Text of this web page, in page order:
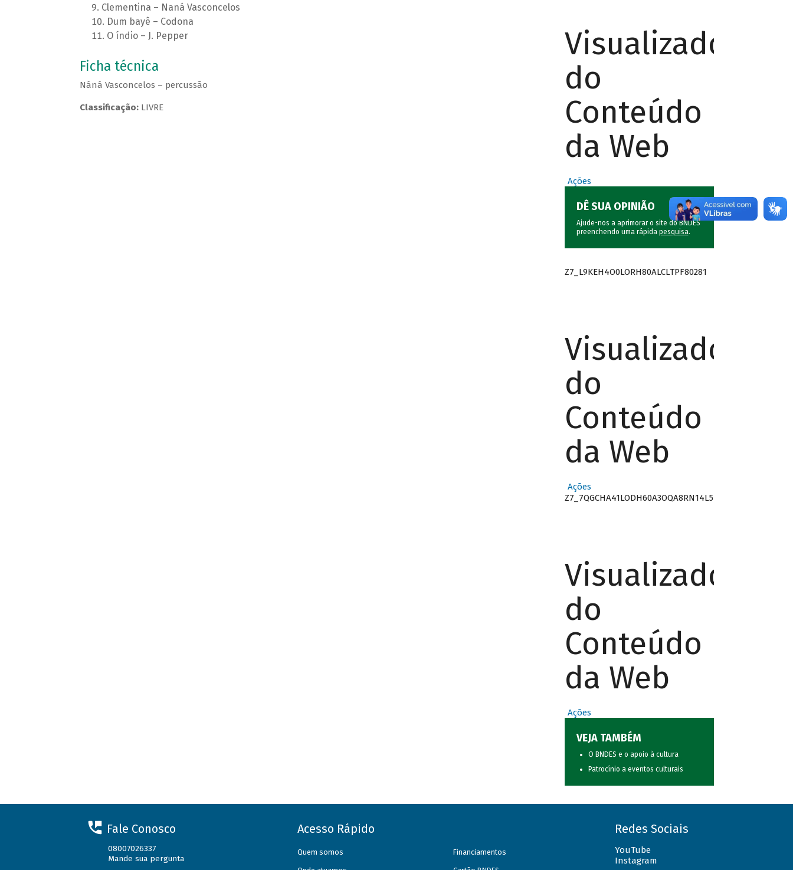
Clementina – Naná Vasconcelos
Dum bayê – Codona
O índio – J. Pepper
Ficha técnica
Náná Vasconcelos – percussão
Classificação:LIVRE
Visualizador
do
Conteúdo
da Web
Ações
DÊ SUA OPINIÃO
Ajude-nos a aprimorar o site do BNDES
preenchendo uma rápida pesquisa.
Z7_L9KEH4O0LORH80ALCLTPF80281
Visualizador
do
Conteúdo
da Web
Ações
Z7_7QGCHA41LODH60A3OQA8RN14L5
Visualizador
do
Conteúdo
da Web
Ações
VEJA TAMBÉM
O BNDES e o apoio à cultura
Patrocínio a eventos culturais
Fale Conosco
08007026337
Mande sua pergunta
Acesso Rápido
Quem somos Financiamentos
Redes Sociais
YouTube
Instagram